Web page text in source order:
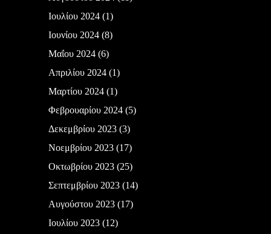
Ιουλίου 2024(1)
Ιουνίου 2024(8)
Μαΐου 2024(6)
Απριλίου 2024(1)
Μαρτίου 2024(1)
Φεβρουαρίου 2024(5)
Δεκεμβρίου 2023(3)
Νοεμβρίου 2023(17)
Οκτωβρίου 2023(25)
Σεπτεμβρίου 2023(14)
Αυγούστου 2023(17)
Ιουλίου 2023(12)